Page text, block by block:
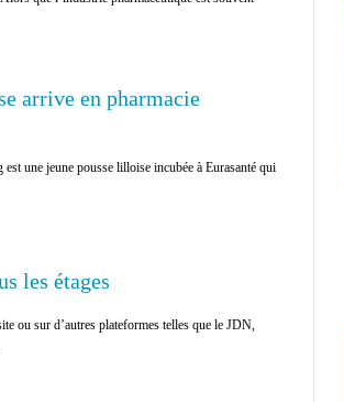
arrive en pharmacie
une jeune pousse lilloise incubée à Eurasanté qui
les étages
ou sur d’autres plateformes telles que le JDN,